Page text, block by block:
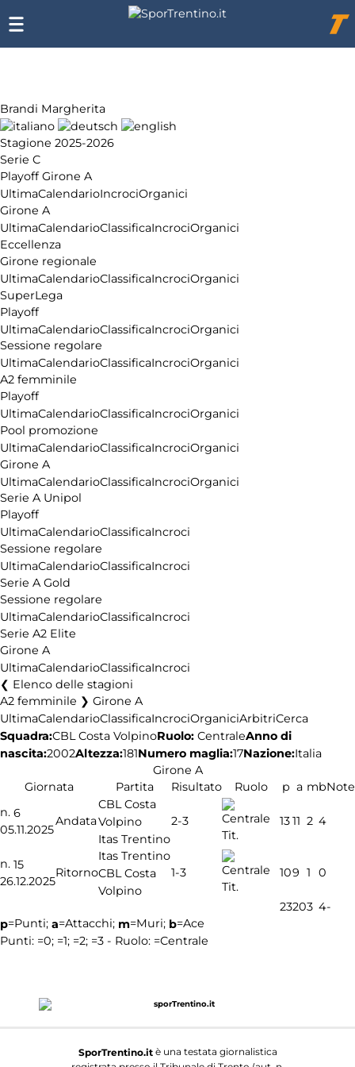
Brandi Margherita
Stagione 2025-2026
Serie C
Playoff Girone A
UltimaCalendarioIncrociOrganici
Girone A
UltimaCalendarioClassificaIncrociOrganici
Eccellenza
Girone regionale
UltimaCalendarioClassificaIncrociOrganici
SuperLega
Playoff
UltimaCalendarioClassificaIncrociOrganici
Sessione regolare
UltimaCalendarioClassificaIncrociOrganici
A2 femminile
Playoff
UltimaCalendarioClassificaIncrociOrganici
Pool promozione
UltimaCalendarioClassificaIncrociOrganici
Girone A
UltimaCalendarioClassificaIncrociOrganici
Serie A Unipol
Playoff
UltimaCalendarioClassificaIncroci
Sessione regolare
UltimaCalendarioClassificaIncroci
Serie A Gold
Sessione regolare
UltimaCalendarioClassificaIncroci
Serie A2 Elite
Girone A
UltimaCalendarioClassificaIncroci
Elenco delle stagioni
A2 femminile ❯ Girone A
UltimaCalendarioClassificaIncrociOrganiciArbitriCerca
Squadra:CBL Costa VolpinoRuolo: CentraleAnno di
nascita:2002Altezza:181Numero maglia:17Nazione:Italia
Girone A
Giornata
Partita Risultato Ruolo p a mbNote
n. 6
05.11.2025
Andata
CBL Costa
Volpino
Itas Trentino
2-3
Tit.
1311 2 4
n. 15
26.12.2025
Ritorno
Itas Trentino
CBL Costa
Volpino
1-3
Tit.
109 1 0
23203 4-
p=Punti; a=Attacchi; m=Muri; b=Ace
Punti: =0; =1; =2; =3 - Ruolo: =Centrale
SporTrentino.itè una testata giornalistica
Chi
siamo
Affiliazione